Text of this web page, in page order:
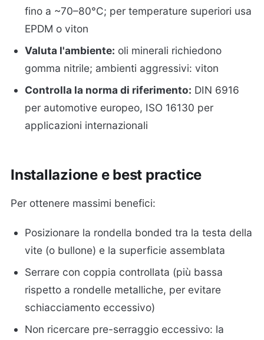
fino a ~70–80°C; per temperature superiori usa
EPDM o viton
Valuta l'ambiente: oli minerali richiedono
gomma nitrile; ambienti aggressivi: viton
Controlla la norma di riferimento: DIN 6916
per automotive europeo, ISO 16130 per
applicazioni internazionali
Installazione e best practice
Per ottenere massimi benefici:
Posizionare la rondella bonded tra la testa della
vite (o bullone) e la superficie assemblata
Serrare con coppia controllata (più bassa
rispetto a rondelle metalliche, per evitare
schiacciamento eccessivo)
Non ricercare pre-serraggio eccessivo: la